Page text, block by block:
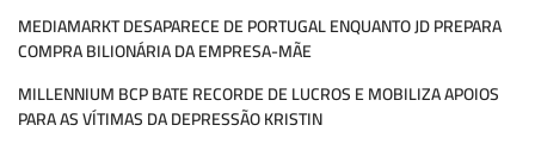
MEDIAMARKT DESAPARECE DE PORTUGAL ENQUANTO JD PREPARA
COMPRA BILIONÁRIA DA EMPRESA-MÃE
MILLENNIUM BCP BATE RECORDE DE LUCROS E MOBILIZA APOIOS
PARA AS VÍTIMAS DA DEPRESSÃO KRISTIN